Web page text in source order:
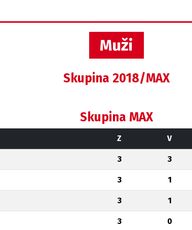
Muži
Skupina 2018/MAX
Skupina MAX
Z V
3 3
3 1
3 1
3 0